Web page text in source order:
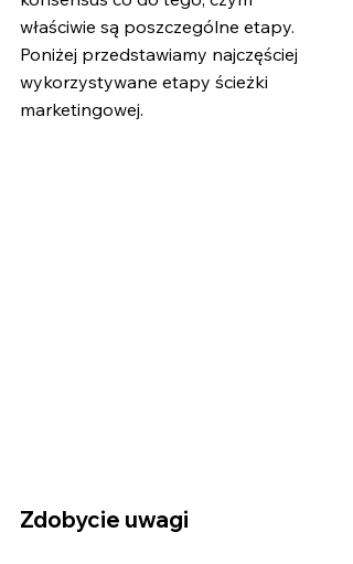
właściwie są poszczególne etapy.
Poniżej przedstawiamy najczęściej
wykorzystywane etapy ścieżki
marketingowej.
Zdobycie uwagi